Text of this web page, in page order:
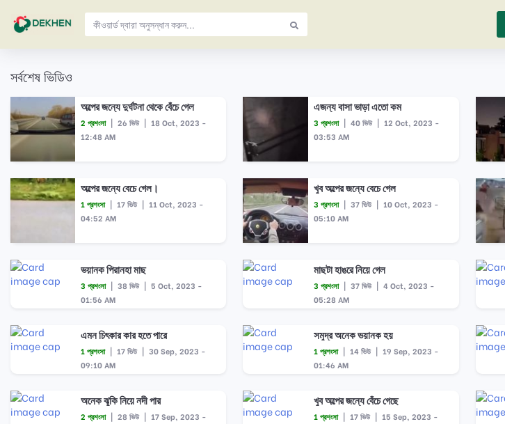
সর্বশেষ ভিডিও
অল্পের জন্যে দুর্ঘটনা থেকে বেঁচে গেল
2 প্রশংসা | 26 ভিউ | 18 Oct, 2023 -
12:48 AM
এজন্য বাসা ভাড়া এতো কম
3 প্রশংসা | 40 ভিউ | 12 Oct, 2023 -
03:53 AM
অল্পের জন্যে বেচে গেল।
1 প্রশংসা | 17 ভিউ | 11 Oct, 2023 -
04:52 AM
খুব অল্পের জন্যে বেচে গেল
3 প্রশংসা | 37 ভিউ | 10 Oct, 2023 -
05:10 AM
ভয়ানক পিরানহা মাছ
3 প্রশংসা | 38 ভিউ | 5 Oct, 2023 -
01:56 AM
মাছটা হাঙরে নিয়ে গেল
3 প্রশংসা | 37 ভিউ | 4 Oct, 2023 -
05:28 AM
এমন চিৎকার কার হতে পারে
1 প্রশংসা | 17 ভিউ | 30 Sep, 2023 -
09:10 AM
সমুদ্র অনেক ভয়ানক হয়
1 প্রশংসা | 14 ভিউ | 19 Sep, 2023 -
01:46 AM
অনেক ঝুকি নিয়ে নদী পার
2 প্রশংসা | 28 ভিউ | 17 Sep, 2023 -
খুব অল্পের জন্যে বেঁচে গেছে
1 প্রশংসা | 17 ভিউ | 15 Sep, 2023 -